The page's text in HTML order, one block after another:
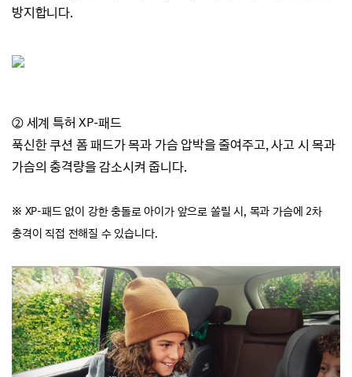
방지합니다.
② 세계 특허 XP-패드
푹신한 쿠션 폼 패드가 목과 가슴 압박을 줄여주고,사고 시 목과
가슴의 충격량을 감소시켜 줍니다.
※ XP-패드 없이 강한 충돌로 아이가 앞으로 쏠릴 시, 목과 가슴에 2차
충격이 직접 전해질 수 있습니다.